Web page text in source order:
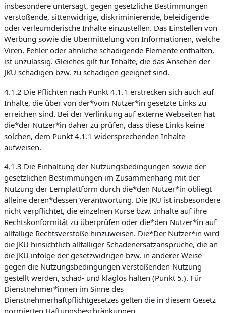
insbesondere untersagt, gegen gesetzliche Bestimmungen
verstoßende, sittenwidrige, diskriminierende, beleidigende
oder verleumderische Inhalte einzustellen. Das Einstellen von
Werbung sowie die Übermittelung von Informationen, welche
Viren, Fehler oder ähnliche schädigende Elemente enthalten,
ist unzulässig. Gleiches gilt für Inhalte, die das Ansehen der
JKU schädigen bzw. zu schädigen geeignet sind.
4.1.2 Die Pflichten nach Punkt 4.1.1 erstrecken sich auch auf
Inhalte, die über von der*vom Nutzer*in gesetzte Links zu
erreichen sind. Bei der Verlinkung auf externe Webseiten hat
die*der Nutzer*in daher zu prüfen, dass diese Links keine
solchen, dem Punkt 4.1.1 widersprechenden Inhalte
aufweisen.
4.1.3 Die Einhaltung der Nutzungsbedingungen sowie der
gesetzlichen Bestimmungen im Zusammenhang mit der
Nutzung der Lernplattform durch die*den Nutzer*in obliegt
alleine deren*dessen Verantwortung. Die JKU ist insbesondere
nicht verpflichtet, die einzelnen Kurse bzw. Inhalte auf ihre
Rechtskonformität zu überprüfen oder die*den Nutzer*in auf
allfällige Rechtsverstöße hinzuweisen. Die*Der Nutzer*in wird
die JKU hinsichtlich allfälliger Schadenersatzansprüche, die an
die JKU infolge der gesetzwidrigen bzw. in anderer Weise
gegen die Nutzungsbedingungen verstoßenden Nutzung
gestellt werden, schad- und klaglos halten (Punkt 5.). Für
Dienstnehmer*innen im Sinne des
Dienstnehmerhaftpflichtgesetzes gelten die in diesem Gesetz
normierten Haftungsbeschränkungen.